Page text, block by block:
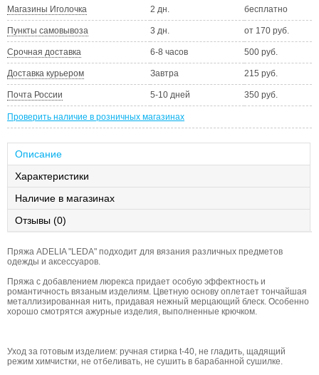
Магазины Иголочка 2 дн. бесплатно
Пункты самовывоза 3 дн. от 170 руб.
Срочная доставка 6-8 часов 500 руб.
Доставка курьером Завтра 215 руб.
Почта России 5-10 дней 350 руб.
Проверить наличие в розничных магазинах
Описание
Характеристики
Наличие в магазинах
Отзывы (0)
Пряжа ADELIA "LEDA" подходит для вязания различных предметов
одежды и аксессуаров.
Пряжа с добавлением люрекса придает особую эффектность и
романтичность вязаным изделиям. Цветную основу оплетает тончайшая
металлизированная нить, придавая нежный мерцающий блеск. Особенно
хорошо смотрятся ажурные изделия, выполненные крючком.
Уход за готовым изделием: ручная стирка t-40, не гладить, щадящий
режим химчистки, не отбеливать, не сушить в барабанной сушилке.